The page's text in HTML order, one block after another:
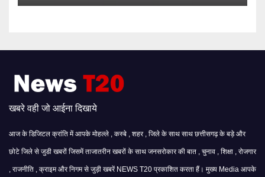
खबरे वही जो आईना दिखाये
आज के डिजिटल क्रांति में आपके मोहल्ले , कस्बे , शहर , जिले के साथ साथ छत्तीसगढ़ के बड़े और
छोटे जिले से जुडी खबरों जिसमें ताजातरीन खबरों के साथ जनसरोकार की बात , चुनाव , शिक्षा , रोजगार
, राजनीति , क्राइम और निगम से जुड़ी खबरें NEWS T20 प्रकाशित करता हैं। मुख्य Media आपके